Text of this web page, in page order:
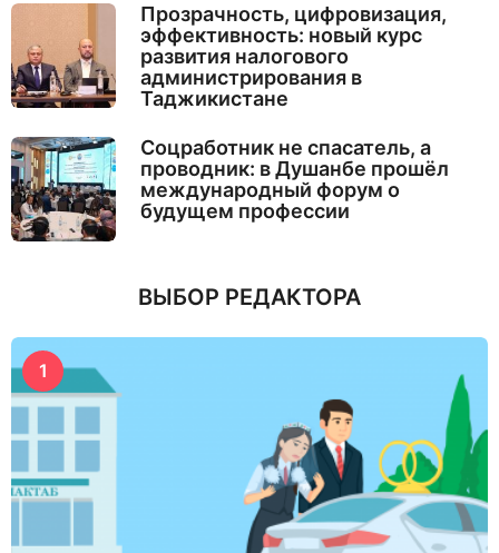
Прозрачность, цифровизация,
эффективность: новый курс
развития налогового
администрирования в
Таджикистане
Соцработник не спасатель, а
проводник: в Душанбе прошёл
международный форум о
будущем профессии
ВЫБОР РЕДАКТОРА
1